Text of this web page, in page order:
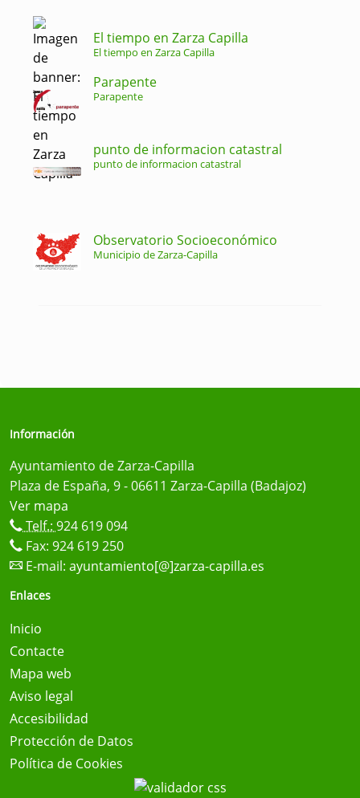
El tiempo en Zarza Capilla
El tiempo en Zarza Capilla
Parapente
Parapente
punto de informacion catastral
punto de informacion catastral
Observatorio Socioeconómico
Municipio de Zarza-Capilla
Información
Ayuntamiento de Zarza-Capilla
Plaza de España, 9 - 06611 Zarza-Capilla (Badajoz)
Ver mapa
Telf.: 924 619 094
Fax: 924 619 250
E-mail: ayuntamiento[@]zarza-capilla.es
Enlaces
Inicio
Contacte
Mapa web
Aviso legal
Accesibilidad
Protección de Datos
Política de Cookies